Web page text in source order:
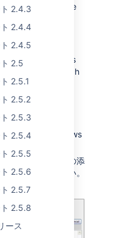
2.4.3
2.4.4
2.4.5
2.5
2.5.1
2.5.2
2.5.3
2.5.4
2.5.5
2.5.6
2.5.7
2.5.8
ース
have saved the
and news
the options
mode and the Rich
Image' popup
and alignment.
Link' popup allows
ージへのファイルの添
をご確認ください。